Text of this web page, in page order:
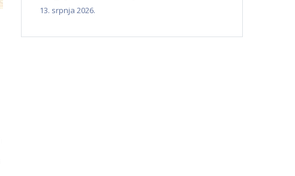
13. srpnja 2026.